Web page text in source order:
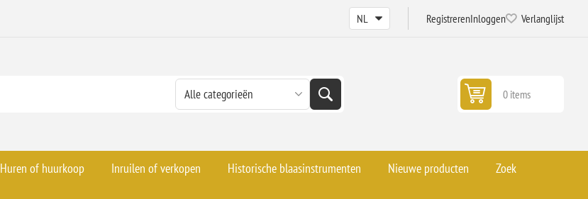
RegistrerenInloggen Verlanglijst
0 items
Huren of huurkoop Inruilen of verkopen Historische blaasinstrumenten Nieuwe producten Zoek